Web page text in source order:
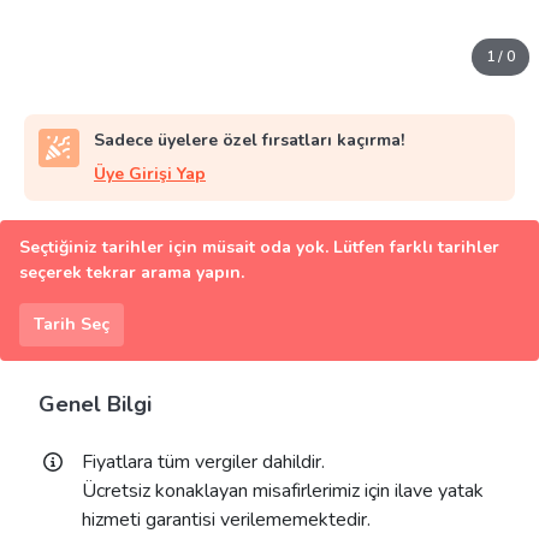
1/0
Sadece üyelere özel fırsatları kaçırma!
Üye Girişi Yap
Seçtiğiniz tarihler için müsait oda yok. Lütfen farklı tarihler
seçerek tekrar arama yapın.
Tarih Seç
Genel Bilgi
Fiyatlara tüm vergiler dahildir.
Ücretsiz konaklayan misafirlerimiz için ilave yatak
hizmeti garantisi verilememektedir.